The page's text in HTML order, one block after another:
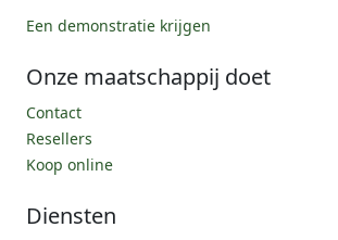
Een demonstratie krijgen
Onze maatschappij doet
Contact
Resellers
Koop online
Diensten